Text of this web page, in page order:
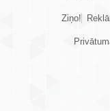
Ziņo!